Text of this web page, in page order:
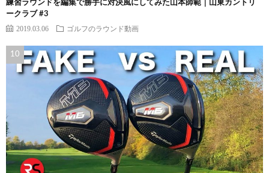
練習ラウンドを編集で勝手に対決風にしてみた山本師範｜山東カントリ
ークラブ #3
2019.03.06 ゴルフのラウンド動画